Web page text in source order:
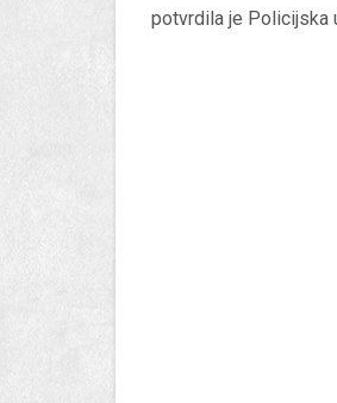
potvrdila je Policijska